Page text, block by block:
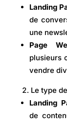
Landing
de
une
Page
plusieurs
vendre
Le type
Landing
de